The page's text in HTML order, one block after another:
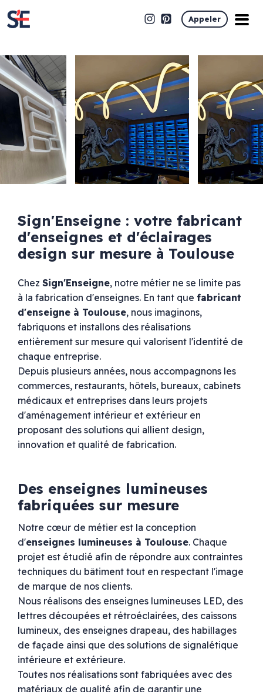
Appeler
Sign'Enseigne : votre fabricant
d'enseignes et d'éclairages
design sur mesure à Toulouse
Chez Sign'Enseigne, notre métier ne se limite pas
à la fabrication d'enseignes. En tant que fabricant
d'enseigne à Toulouse, nous imaginons,
fabriquons et installons des réalisations
entièrement sur mesure qui valorisent l'identité de
chaque entreprise.
Depuis plusieurs années, nous accompagnons les
commerces, restaurants, hôtels, bureaux, cabinets
médicaux et entreprises dans leurs projets
d'aménagement intérieur et extérieur en
proposant des solutions qui allient design,
innovation et qualité de fabrication.
Des enseignes lumineuses
fabriquées sur mesure
Notre cœur de métier est la conception
d'enseignes lumineuses à Toulouse. Chaque
projet est étudié afin de répondre aux contraintes
techniques du bâtiment tout en respectant l'image
de marque de nos clients.
Nous réalisons des enseignes lumineuses LED, des
lettres découpées et rétroéclairées, des caissons
lumineux, des enseignes drapeau, des habillages
de façade ainsi que des solutions de signalétique
intérieure et extérieure.
Toutes nos réalisations sont fabriquées avec des
matériaux de qualité afin de garantir une